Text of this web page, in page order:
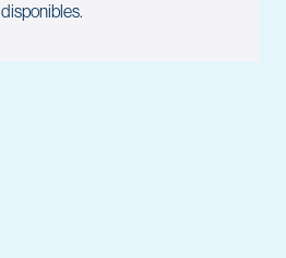
disponibles.